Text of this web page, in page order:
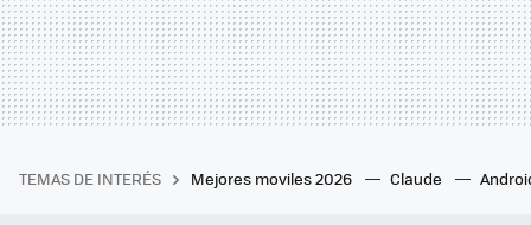
TEMAS DE INTERÉS Mejores moviles 2026 Claude